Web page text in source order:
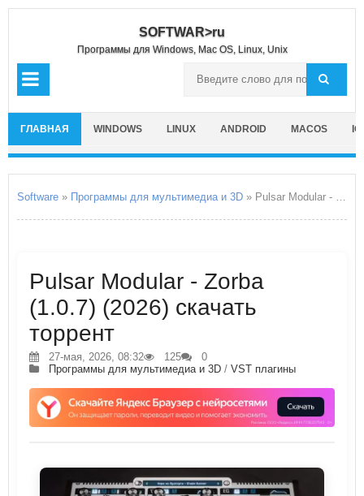
SOFTWAR>ru
Программы для Windows, Mac OS, Linux, Unix
ГЛАВНАЯ WINDOWS LINUX ANDROID MACOS
Software » Программы для мультимедиа и 3D » Pulsar Modular - Zorba
Pulsar Modular - Zorba
(1.0.7) (2026) скачать
торрент
27-мая, 2026, 08:32 125
0
Программы для мультимедиа и 3D / VST плагины